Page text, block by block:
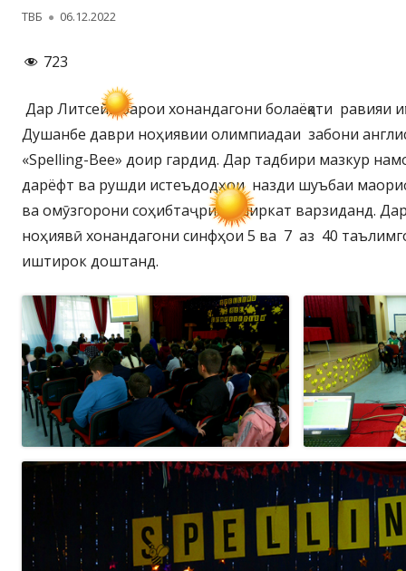
Автор
ТВБ Опубликовано
06.12.2022
723
Дар Литсейи барои хонандагони болаёқати равияи
Душанбе даври ноҳиявии олимпиадаи забони
«Spelling-Bee» доир гардид. Дар тадбири мазкур
дарёфт ва рушди истеъдодҳои назди шуъбаи
ва омӯзгорони соҳибтаҷриба ширкат варзиданд.
ноҳиявӣ хонандагони синфҳои 5 ва 7 аз 40
иштирок доштанд.